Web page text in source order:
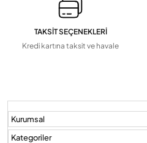
TAKSİT SEÇENEKLERİ
Kredi kartına taksit ve havale
Kurumsal
Kategoriler